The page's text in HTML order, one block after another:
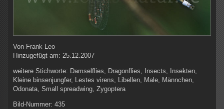
Von Frank Leo
Hinzugefügt am: 25.12.2007
weitere Stichworte: Damselflies, Dragonflies, Insects, Insekten,
Kleine binsenjungfer, Lestes virens, Libellen, Male, Männchen,
Odonata, Small spreadwing, Zygoptera
Bild-Nummer: 435